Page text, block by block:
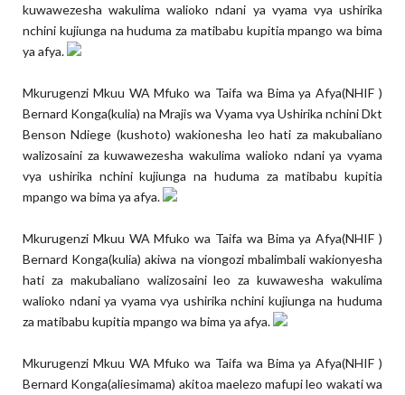
kuwawezesha wakulima walioko ndani ya vyama vya ushirika
nchini kujiunga na huduma za matibabu kupitia mpango wa bima
ya afya.
Mkurugenzi Mkuu WA Mfuko wa Taifa wa Bima ya Afya(NHIF )
Bernard Konga(kulia) na Mrajis wa Vyama vya Ushirika nchini Dkt
Benson Ndiege (kushoto) wakionesha leo hati za makubaliano
walizosaini za kuwawezesha wakulima walioko ndani ya vyama
vya ushirika nchini kujiunga na huduma za matibabu kupitia
mpango wa bima ya afya.
Mkurugenzi Mkuu WA Mfuko wa Taifa wa Bima ya Afya(NHIF )
Bernard Konga(kulia) akiwa na viongozi mbalimbali wakionyesha
hati za makubaliano walizosaini leo za kuwawesha wakulima
walioko ndani ya vyama vya ushirika nchini kujiunga na huduma
za matibabu kupitia mpango wa bima ya afya.
Mkurugenzi Mkuu WA Mfuko wa Taifa wa Bima ya Afya(NHIF )
Bernard Konga(aliesimama) akitoa maelezo mafupi leo wakati wa